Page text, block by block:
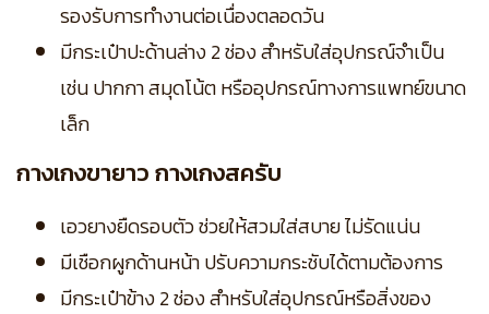
รองรับการทำงานต่อเนื่องตลอดวัน
มีกระเป๋าปะด้านล่าง 2 ช่อง สำหรับใส่อุปกรณ์จำเป็น
เช่น ปากกา สมุดโน้ต หรืออุปกรณ์ทางการแพทย์ขนาด
เล็ก
กางเกงขายาว กางเกงสครับ
เอวยางยืดรอบตัว ช่วยให้สวมใส่สบาย ไม่รัดแน่น
มีเชือกผูกด้านหน้า ปรับความกระชับได้ตามต้องการ
มีกระเป๋าข้าง 2 ช่อง สำหรับใส่อุปกรณ์หรือสิ่งของ